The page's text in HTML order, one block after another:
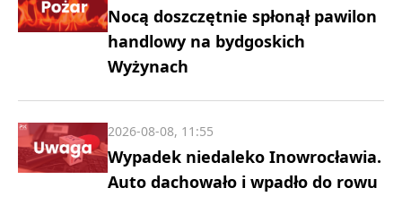
Nocą doszczętnie spłonął pawilon
handlowy na bydgoskich
Wyżynach
Wypadek niedaleko Inowrocławia.
Auto dachowało i wpadło do rowu
2026-08-08, 11:55